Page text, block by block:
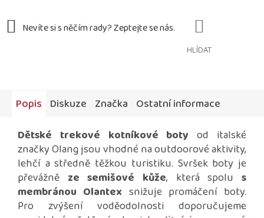
HLÍDAT
Popis Diskuze Značka Ostatní informace
Dětské trekové kotníkové boty od italské
značky Olang jsou vhodné na outdoorové aktivity,
lehčí a středně těžkou turistiku. Svršek boty je
převážně ze semišové kůže, která spolus
membránou Olantex snižuje promáčení boty.
Pro zvýšení voděodolnosti doporučujeme